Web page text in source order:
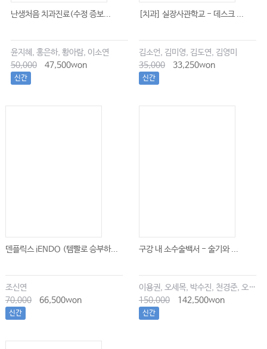
난생처음 치과진료(수정 증보...
윤지혜, 홍은하, 황아람, 이소연
50,000
47,500won
신간
[치과] 실장사관학교 - 데스크 ...
김소언, 김미영, 김도연, 김영미
35,000
33,250won
신간
덴플릭스 iENDO (템빨로 승부하...
조신연
70,000
66,500won
신간
구강 내 소수술백서 - 술기와 ...
이용권, 오세목, 박수진, 천경준, 오한솔
150,000
142,500won
신간